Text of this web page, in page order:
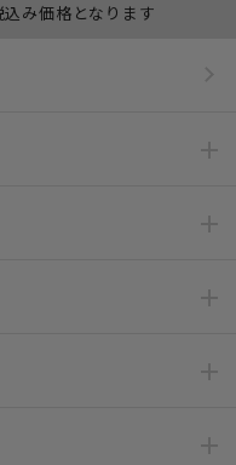
み価格となります